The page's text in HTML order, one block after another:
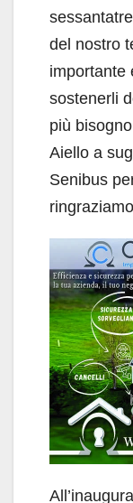
del nostro
importante
sostenerli
più
Aiello a
Senibus